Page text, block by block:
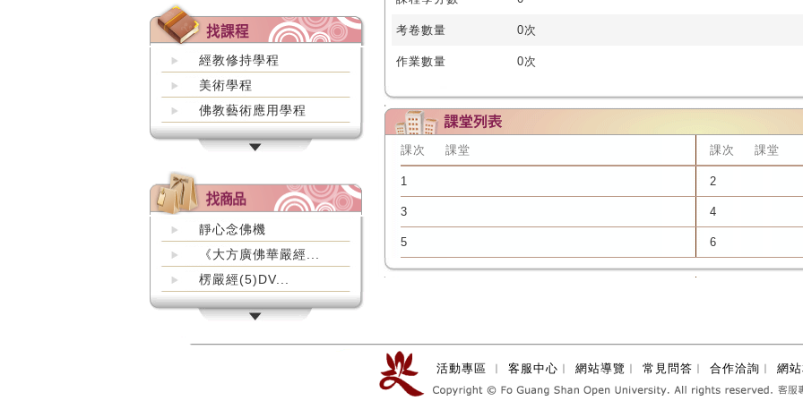
經教修持學程
美術學程
佛教藝術應用學程
靜心念佛機
《大方廣佛華嚴經...
楞嚴經(5)DV...
考卷數量 0次
作業數量 0次
課次 課堂 課次 課堂
1 2
3 4
5 6
活動專區 ︱ 客服中心 ︱ 網站導覽 ︱ 常見問答 ︱ 合作洽詢 ︱ 網